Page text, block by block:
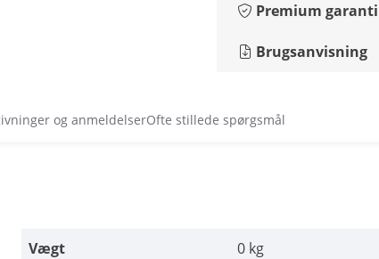
Premium garanti
Brugsanvisning
og anmeldelserOfte stillede spørgsmål
Vægt 0 kg